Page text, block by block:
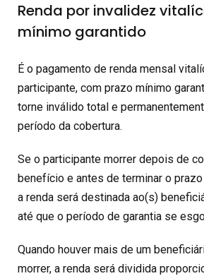
Renda por invalidez
mínimo garantido
É o pagamento de renda mensal
participante, com prazo mínimo
torne inválido total e
período da cobertura.
Se o participante morrer depois de
benefício e antes de terminar o
a renda será destinada ao(s)
até que o período de garantia se
Quando houver mais de um
morrer, a renda será dividida